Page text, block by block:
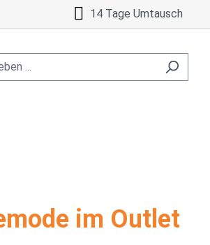
14 Tage Umtausch
im Outlet